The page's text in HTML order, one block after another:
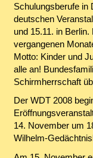
Schulungsberufe in
deutschen
und 15.11. in
vergangenen
Motto: Kinder und
alle an!
Schirmherrschaft
Der WDT 2008
14. November um
Wilhelm-